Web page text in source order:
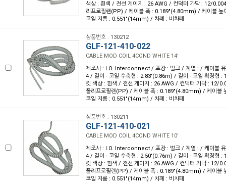
색상 : 흰색 / 전선 게이지 : 26 AWG / 컨덕터 가닥 : 12/
리프로필렌(PP) / 케이블 폭 : 0.189"(4.80mm) / 케이블
코일 지름 : 0.551"(14mm) / 차폐 : 비차폐
상품번호 : 130212
GLF-121-410-022
CABLE MOD COIL 4COND WHITE 14'
제조사 : I.O. Interconnect / 포장 : 벌크 / 계열 : / 케이블
4 / 길이 - 코일 수축형 : 2.83'(0.86m) / 길이 - 코일 확장형
킷 색상 : 흰색 / 전선 게이지 : 26 AWG / 컨덕터 가닥 : 12/
폴리프로필렌(PP) / 케이블 폭 : 0.189"(4.80mm) / 케이
코일 지름 : 0.551"(14mm) / 차폐 : 비차폐
상품번호 : 130211
GLF-121-410-021
CABLE MOD COIL 4COND WHITE 10'
제조사 : I.O. Interconnect / 포장 : 벌크 / 계열 : / 케이블
4 / 길이 - 코일 수축형 : 2.50'(0.76m) / 길이 - 코일 확장형
킷 색상 : 흰색 / 전선 게이지 : 26 AWG / 컨덕터 가닥 : 12/
폴리프로필렌(PP) / 케이블 폭 : 0.189"(4.80mm) / 케이
코일 지름 : 0.551"(14mm) / 차폐 : 비차폐